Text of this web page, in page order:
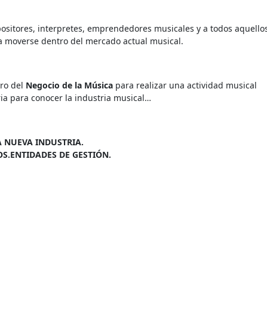
interpretes, emprendedores musicales y a todos
dentro del mercado actual musical.
del Negocio de la Música para realizar una actividad musical
para conocer la industria musical…
NUEVA INDUSTRIA.
DE GESTIÓN.